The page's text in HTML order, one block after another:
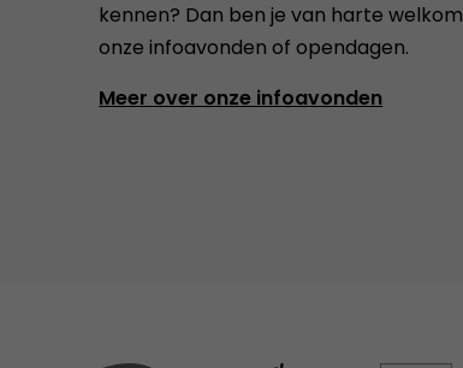
kennen? Dan ben je van harte
onze infoavonden of opendagen.
Meer over onze infoavonden